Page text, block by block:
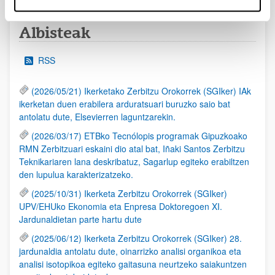
Albisteak
RSS
(2026/05/21) Ikerketako Zerbitzu Orokorrek (SGIker) IAk
ikerketan duen erabilera arduratsuari buruzko saio bat
antolatu dute, Elsevierren laguntzarekin.
(2026/03/17) ETBko Tecnólopis programak Gipuzkoako
RMN Zerbitzuari eskaini dio atal bat, Iñaki Santos Zerbitzu
Teknikariaren lana deskribatuz, Sagarlup egiteko erabiltzen
den lupulua karakterizatzeko.
(2025/10/31) Ikerketa Zerbitzu Orokorrek (SGIker)
UPV/EHUko Ekonomia eta Enpresa Doktoregoen XI.
Jardunaldietan parte hartu dute
(2025/06/12) Ikerketa Zerbitzu Orokorrek (SGIker) 28.
jardunaldia antolatu dute, oinarrizko analisi organikoa eta
analisi isotopikoa egiteko gaitasuna neurtzeko saiakuntzen